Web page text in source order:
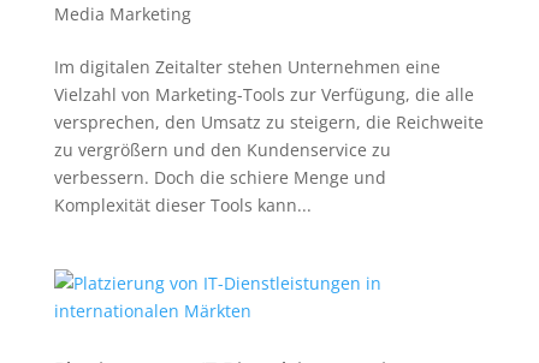
Media Marketing
Im digitalen Zeitalter stehen Unternehmen eine
Vielzahl von Marketing-Tools zur Verfügung, die alle
versprechen, den Umsatz zu steigern, die Reichweite
zu vergrößern und den Kundenservice zu
verbessern. Doch die schiere Menge und
Komplexität dieser Tools kann...